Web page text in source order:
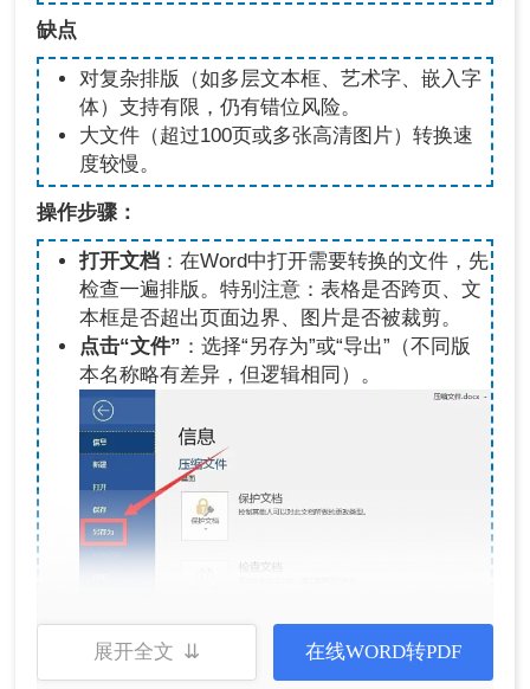
缺点
对复杂排版（如多层文本框、艺术字、嵌入字
体）支持有限，仍有错位风险。
大文件（超过100页或多张高清图片）转换速
度较慢。
操作步骤：
打开文档：在Word中打开需要转换的文件，先
检查一遍排版。特别注意：表格是否跨页、文
本框是否超出页面边界、图片是否被裁剪。
点击“文件” ：选择“另存为”或“导出”（不同版
本名称略有差异，但逻辑相同）。
选择保存类型：在文件类型下拉列表中，选
择“PDF(*.pdf)”。
展开全文 ⇊ 在线WORD转PDF